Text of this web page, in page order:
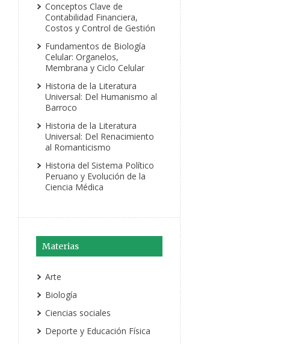
Conceptos Clave de
Contabilidad Financiera,
Costos y Control de Gestión
Fundamentos de Biología
Celular: Organelos,
Membrana y Ciclo Celular
Historia de la Literatura
Universal: Del Humanismo al
Barroco
Historia de la Literatura
Universal: Del Renacimiento
al Romanticismo
Historia del Sistema Político
Peruano y Evolución de la
Ciencia Médica
Materias
Arte
Biología
Ciencias sociales
Deporte y Educación Física